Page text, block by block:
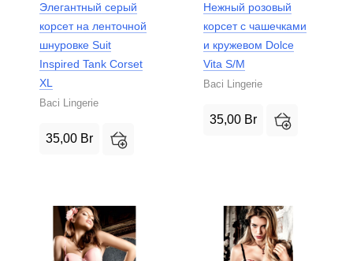
Элегантный серый
корсет на ленточной
шнуровке Suit
Inspired Tank Corset
XL
Baci Lingerie
35,00 Br
Нежный розовый
корсет с чашечками
и кружевом Dolce
Vita S/M
Baci Lingerie
35,00 Br